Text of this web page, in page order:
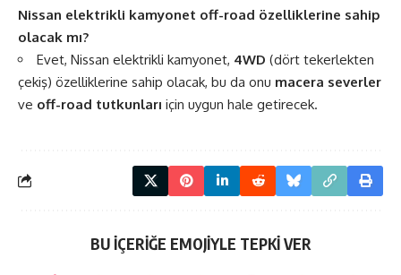
Nissan elektrikli kamyonet off-road özelliklerine sahip
olacak mı?
Evet, Nissan elektrikli kamyonet, 4WD (dört tekerlekten
çekiş) özelliklerine sahip olacak, bu da onu macera severler
ve off-road tutkunları için uygun hale getirecek.
BU İÇERİĞE EMOJİYLE TEPKİ VER